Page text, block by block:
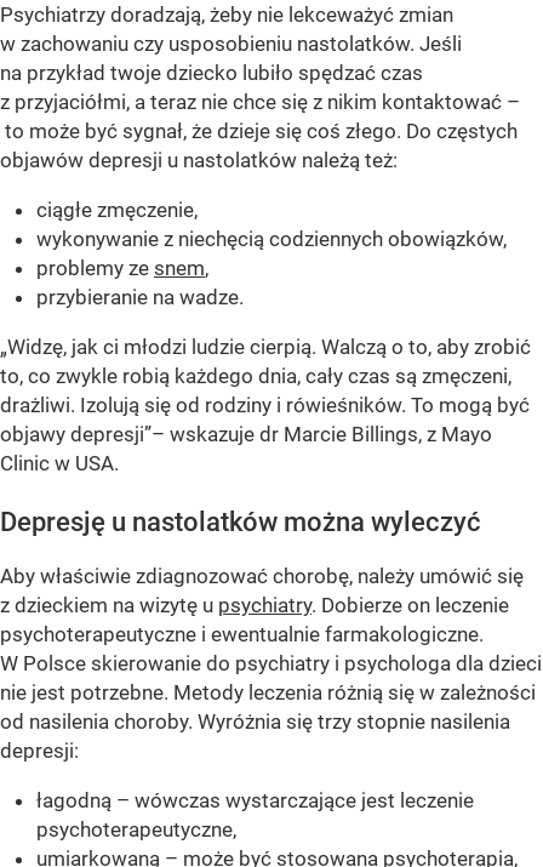
Psychiatrzy doradzają, żeby nie lekceważyć zmian
w zachowaniu czy usposobieniu nastolatków. Jeśli
na przykład twoje dziecko lubiło spędzać czas
z przyjaciółmi, a teraz nie chce się z nikim kontaktować –
to może być sygnał, że dzieje się coś złego. Do częstych
objawów depresji u nastolatków należą też:
ciągłe zmęczenie,
wykonywanie z niechęcią codziennych obowiązków,
problemy ze snem,
przybieranie na wadze.
„Widzę, jak ci młodzi ludzie cierpią. Walczą o to, aby zrobić
to, co zwykle robią każdego dnia, cały czas są zmęczeni,
drażliwi. Izolują się od rodziny i rówieśników. To mogą być
objawy depresji”– wskazuje dr Marcie Billings, z Mayo
Clinic w USA.
Depresję u nastolatków można wyleczyć
Aby właściwie zdiagnozować chorobę, należy umówić się
z dzieckiem na wizytę u psychiatry. Dobierze on leczenie
psychoterapeutyczne i ewentualnie farmakologiczne.
W Polsce skierowanie do psychiatry i psychologa dla dzieci
nie jest potrzebne. Metody leczenia różnią się w zależności
od nasilenia choroby. Wyróżnia się trzy stopnie nasilenia
depresji:
łagodną – wówczas wystarczające jest leczenie
psychoterapeutyczne,
umiarkowaną – może być stosowana psychoterapia,